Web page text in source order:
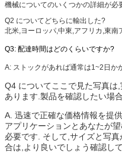
機械についてのいくつかの詳細が必
Q2 について どちらに輸出した?
北米,ヨーロッパ,中東,アフリカ,東南
Q3: 配達時間はどのくらいですか?
A: ストックがあれば通常は1~2日か
Q4 についてここで見た写真は
あります.製品を確認したい場
A. 迅速で正確な価格情報を提
アプリケーションとあなたが
必要です. そして,サイズと写
合は,より良いでしょう確認し